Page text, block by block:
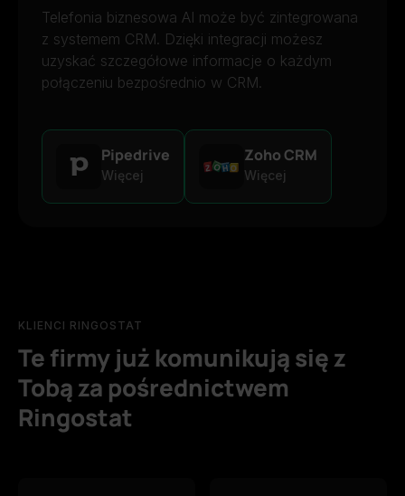
Telefonia biznesowa AI może być zintegrowana
z systemem CRM. Dzięki integracji możesz
uzyskać szczegółowe informacje o każdym
połączeniu bezpośrednio w CRM.
Pipedrive
Więcej
Zoho CRM
Więcej
KLIENCI RINGOSTAT
Te firmy już komunikują się z
Tobą za pośrednictwem
Ringostat